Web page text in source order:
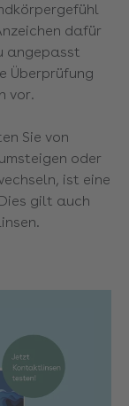
dafür
angepasst
Überprüfung
vor.
Sie von
oder
ist eine
gilt auch